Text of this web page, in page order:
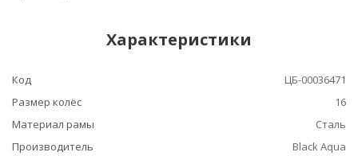
Характеристики
Код
ЦБ-00036471
Размер колёс
16
Материал рамы
Сталь
Производитель
Black Aqua